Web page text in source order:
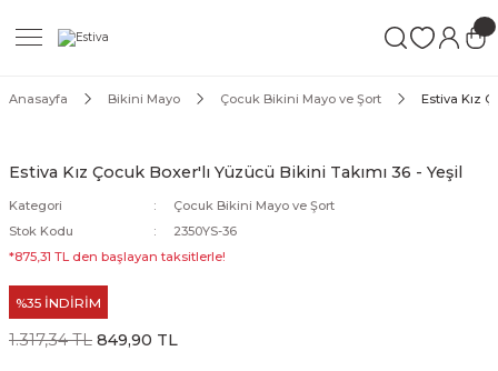
Anasayfa Bikini Mayo Çocuk Bikini Mayo ve Şort Estiva Kız
Estiva Kız Çocuk Boxer'lı Yüzücü Bikini Takımı 36 - Yeşil
Kategori
Çocuk Bikini Mayo ve Şort
Stok Kodu
2350YS-36
*875,31 TL den başlayan taksitlerle!
%35 İNDİRİM
1.317,34 TL 849,90 TL